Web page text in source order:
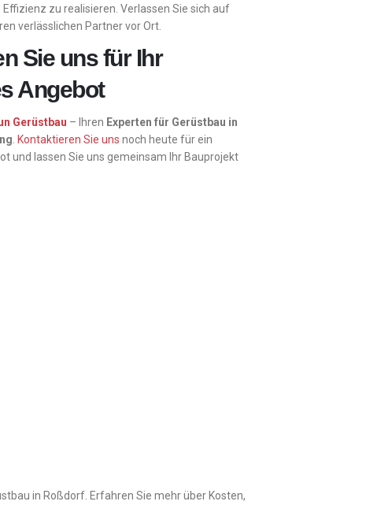
zu realisieren. Verlassen Sie sich auf
verlässlichen Partner vor Ort.
Sie uns für Ihr
Angebot
Gerüstbau – Ihren Experten für Gerüstbau in
Kontaktieren Sie uns noch heute für ein
und lassen Sie uns gemeinsam Ihr Bauprojekt
in Roßdorf. Erfahren Sie mehr über Kosten,